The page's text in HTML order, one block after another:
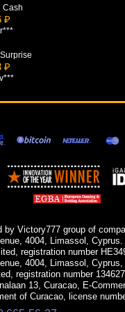
Cash
₽
₽
Sea
by Victory777 group of
4004, Limassol, Cyprus.
registration number
4004, Limassol, Cyprus,
registration number
13, Curacao, E-
of Curacao, license